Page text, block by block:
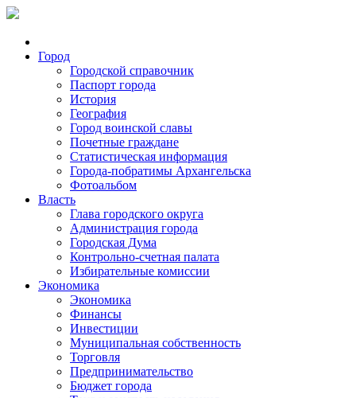
Город
Городской справочник
Паспорт города
История
География
Город воинской славы
Почетные граждане
Статистическая информация
Города-побратимы Архангельска
Фотоальбом
Власть
Глава городского округа
Администрация города
Городская Дума
Контрольно-счетная палата
Избирательные комиссии
Экономика
Экономика
Финансы
Инвестиции
Муниципальная собственность
Торговля
Предпринимательство
Бюджет города